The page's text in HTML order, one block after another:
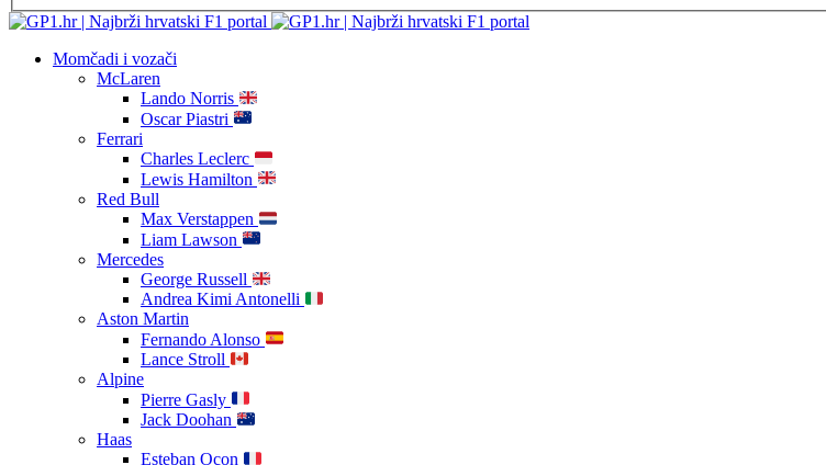
Momčadi i vozači
McLaren
Lando Norris
Oscar Piastri
Ferrari
Charles Leclerc
Lewis Hamilton
Red Bull
Max Verstappen
Liam Lawson
Mercedes
George Russell
Andrea Kimi Antonelli
Aston Martin
Fernando Alonso
Lance Stroll
Alpine
Pierre Gasly
Jack Doohan
Haas
Esteban Ocon